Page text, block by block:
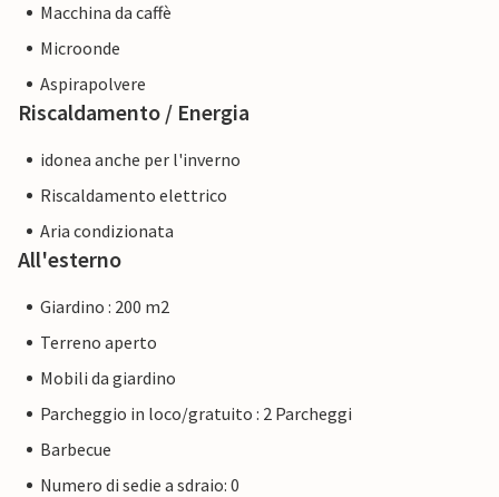
Macchina da caffè
Microonde
Aspirapolvere
Riscaldamento / Energia
idonea anche per l'inverno
Riscaldamento elettrico
Aria condizionata
All'esterno
Giardino : 200 m2
Terreno aperto
Mobili da giardino
Parcheggio in loco/gratuito : 2 Parcheggi
Barbecue
Numero di sedie a sdraio: 0